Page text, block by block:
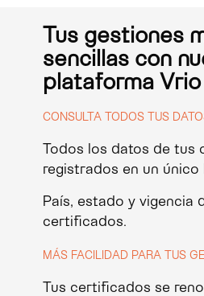
Tus gestiones
sencillas con
plataforma
CONSULTA TODOS TUS
Todos los datos de tus
registrados en un único
País, estado y vigencia
certificados.
MÁS FACILIDAD PARA TUS
Tus certificados se